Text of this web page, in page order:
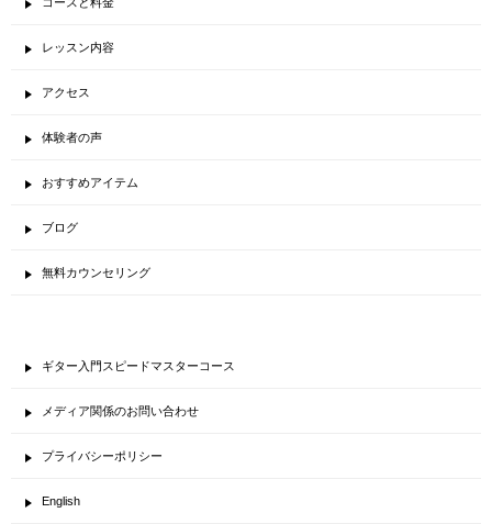
レッスン内容
アクセス
体験者の声
おすすめアイテム
ブログ
無料カウンセリング
ギター入門スピードマスターコース
メディア関係のお問い合わせ
プライバシーポリシー
English